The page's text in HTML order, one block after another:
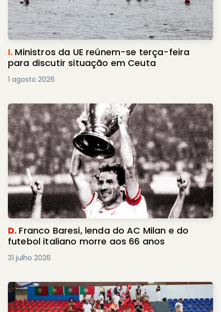
I. Ministros da UE reúnem-se terça-feira
para discutir situação em Ceuta
1 agosto 2026
D. Franco Baresi, lenda do AC Milan e do
futebol italiano morre aos 66 anos
31 julho 2026